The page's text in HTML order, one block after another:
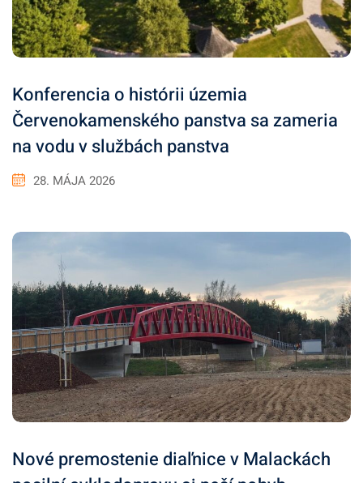
Konferencia o histórii územia
Červenokamenského panstva sa zameria
na vodu v službách panstva
28. MÁJA 2026
Nové premostenie diaľnice v Malackách